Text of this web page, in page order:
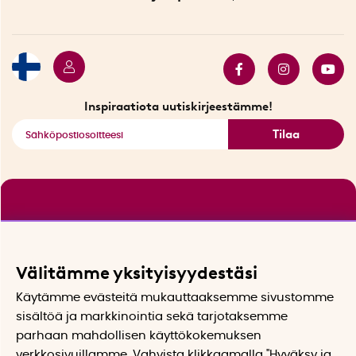
Inspiraatiota uutiskirjeestämme!
Tilaa
Välitämme yksityisyydestäsi
Käytämme evästeitä mukauttaaksemme sivustomme
sisältöä ja markkinointia sekä tarjotaksemme
parhaan mahdollisen käyttökokemuksen